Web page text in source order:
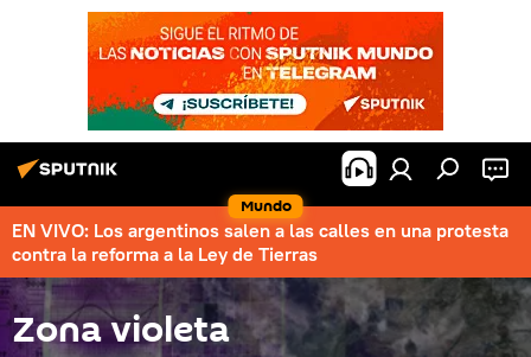
Mundo
EN VIVO: Los argentinos salen a las calles en una protesta
contra la reforma a la Ley de Tierras
Zona violeta